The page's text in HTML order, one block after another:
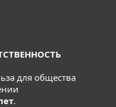
для общества
.